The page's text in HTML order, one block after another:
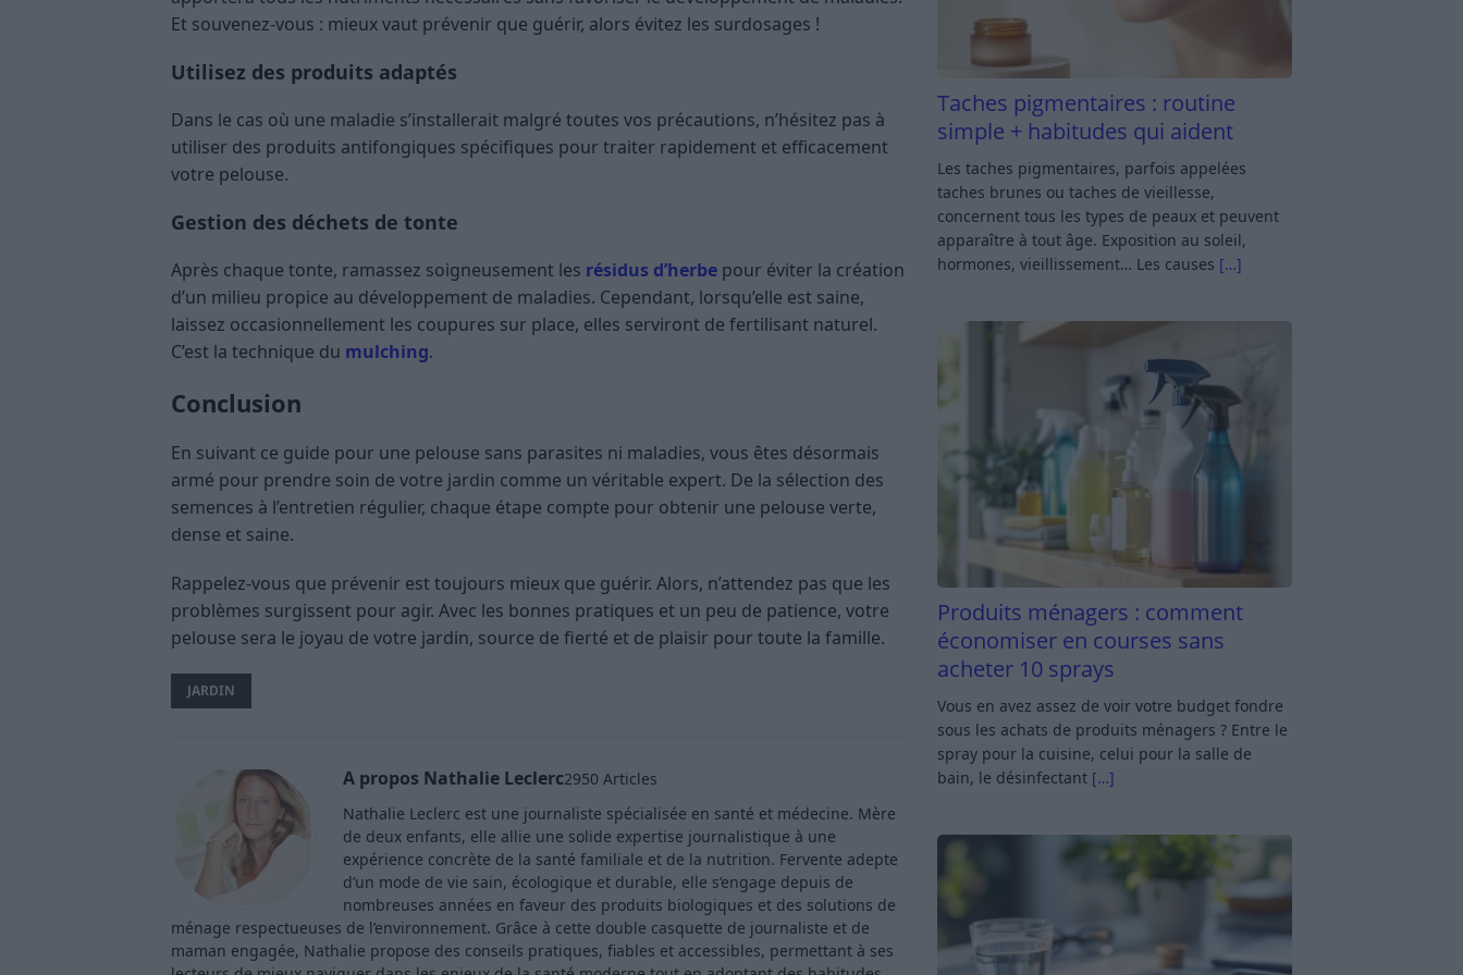
Et souvenez-vous : mieux vaut prévenir que guérir, alors évitez les surdosages !
Utilisez des produits adaptés
Dans le cas où une maladie s’installerait malgré toutes vos précautions, n’hésitez pas à
utiliser des produits antifongiques spécifiques pour traiter rapidement et efficacement
votre pelouse.
Gestion des déchets de tonte
Après chaque tonte, ramassez soigneusement les résidus d’herbe pour éviter la création
d’un milieu propice au développement de maladies. Cependant, lorsqu’elle est saine,
laissez occasionnellement les coupures sur place, elles serviront de fertilisant naturel.
C’est la technique du mulching.
Conclusion
En suivant ce guide pour une pelouse sans parasites ni maladies, vous êtes désormais
armé pour prendre soin de votre jardin comme un véritable expert. De la sélection des
semences à l’entretien régulier, chaque étape compte pour obtenir une pelouse verte,
dense et saine.
Rappelez-vous que prévenir est toujours mieux que guérir. Alors, n’attendez pas que les
problèmes surgissent pour agir. Avec les bonnes pratiques et un peu de patience, votre
pelouse sera le joyau de votre jardin, source de fierté et de plaisir pour toute la famille.
JARDIN
A propos Nathalie Leclerc2950 Articles
Nathalie Leclerc est une journaliste spécialisée en santé et médecine. Mère
de deux enfants, elle allie une solide expertise journalistique à une
expérience concrète de la santé familiale et de la nutrition. Fervente adepte
d’un mode de vie sain, écologique et durable, elle s’engage depuis de
nombreuses années en faveur des produits biologiques et des solutions de
ménage respectueuses de l’environnement. Grâce à cette double casquette de journaliste et de
maman engagée, Nathalie propose des conseils pratiques, fiables et accessibles, permettant à ses
Taches pigmentaires : routine
simple + habitudes qui aident
Les taches pigmentaires, parfois appelées
taches brunes ou taches de vieillesse,
concernent tous les types de peaux et peuvent
apparaître à tout âge. Exposition au soleil,
hormones, vieillissement… Les causes […]
Produits ménagers : comment
économiser en courses sans
acheter 10 sprays
Vous en avez assez de voir votre budget fondre
sous les achats de produits ménagers ? Entre le
spray pour la cuisine, celui pour la salle de
bain, le désinfectant […]